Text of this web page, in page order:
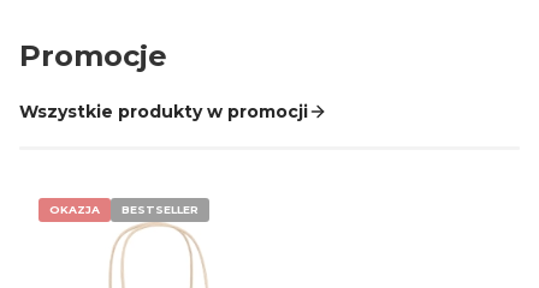
Promocje
Wszystkie produkty w promocji
OKAZJA BESTSELLER